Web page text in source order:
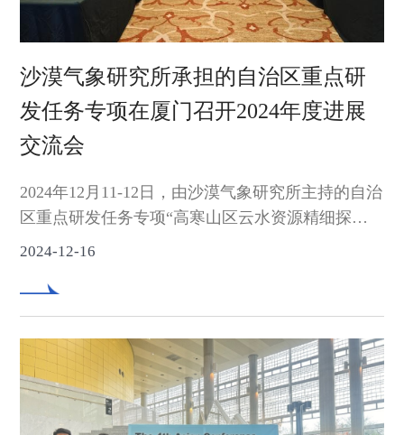
沙漠气象研究所承担的自治区重点研
发任务专项在厦门召开2024年度进展
交流会
2024年12月11-12日，由沙漠气象研究所主持的自治
区重点研发任务专项“高寒山区云水资源精细探测
及人工增水关键技术研发与应用”项目2024年度进
干等共计50余人参加会议，会议采用线上线下相结
合的方式进行。会议由项目负责人沙漠气象研究所
杨莲梅研究员主持，沙漠气象研究所副所长姚俊
强、厦门大学航空航天学院副院长黄玥分别致辞。
来自中国科学院新疆生态与地理研究所、新疆理工
学院、中国科学院大气物理研究所、中国气象局人
2024-12-16